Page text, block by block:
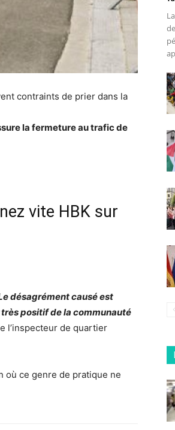
contraints de prier dans la
la fermeture au trafic de
vite HBK sur
désagrément causé est
positif de la communauté
l’inspecteur de quartier
où ce genre de pratique ne